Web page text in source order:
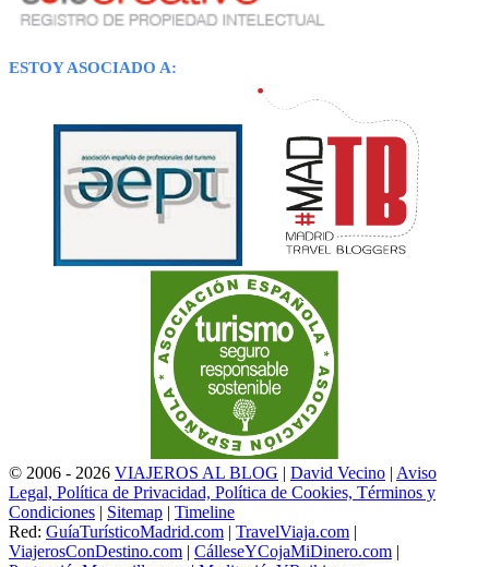
ESTOY ASOCIADO A:
© 2006 - 2026 VIAJEROS AL BLOG | David Vecino | Aviso
Legal, Política de Privacidad, Política de Cookies, Términos y
Condiciones | Sitemap | Timeline
Red: GuíaTurísticoMadrid.com | TravelViaja.com |
ViajerosConDestino.com | CálleseYCojaMiDinero.com |